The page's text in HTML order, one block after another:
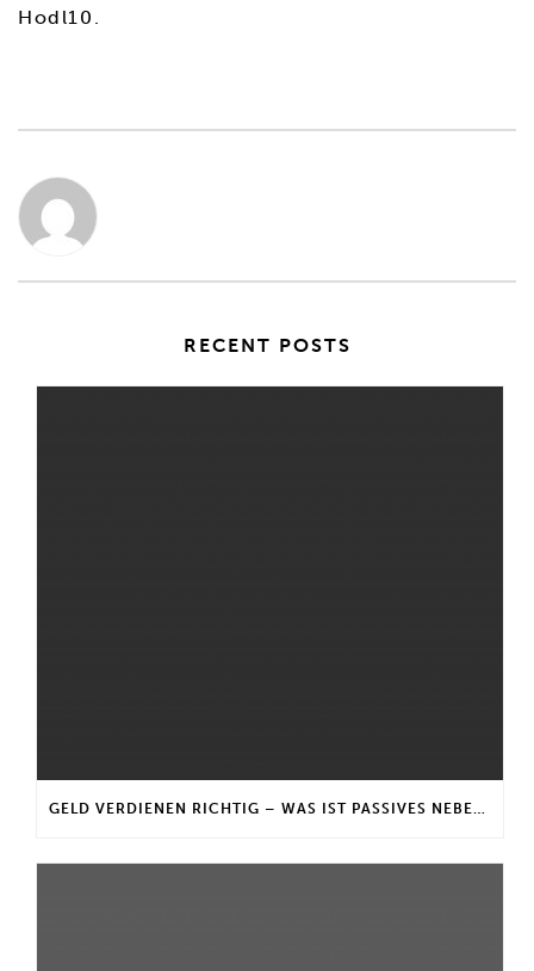
Hodl10.
RECENT POSTS
GELD VERDIENEN RICHTIG – WAS IST PASSIVES NEBENEINKOMMEN?